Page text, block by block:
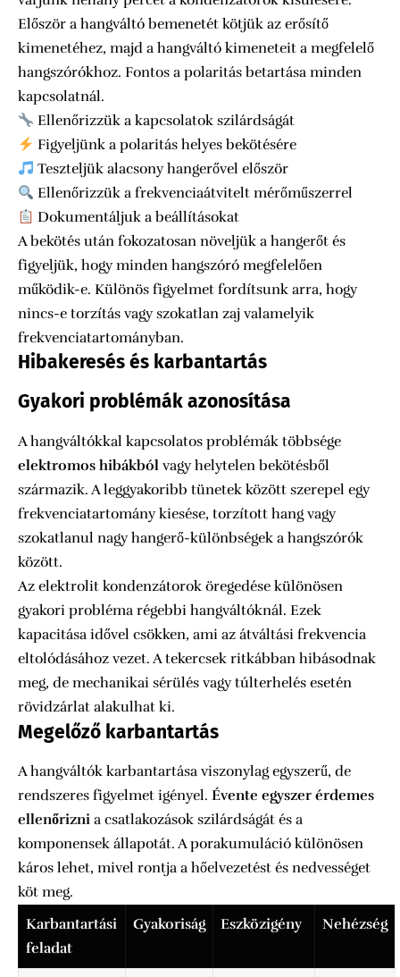
Először a hangváltó bemenetét kötjük az erősítő
kimenetéhez, majd a hangváltó kimeneteit a megfelelő
hangszórókhoz. Fontos a polaritás betartása minden
kapcsolatnál.
Ellenőrizzük a kapcsolatok szilárdságát
Figyeljünk a polaritás helyes bekötésére
Teszteljük alacsony hangerővel először
Ellenőrizzük a frekvenciaátvitelt mérőműszerrel
Dokumentáljuk a beállításokat
A bekötés után fokozatosan növeljük a hangerőt és
figyeljük, hogy minden hangszóró megfelelően
működik-e. Különös figyelmet fordítsunk arra, hogy
nincs-e torzítás vagy szokatlan zaj valamelyik
frekvenciatartományban.
Hibakeresés és karbantartás
Gyakori problémák azonosítása
A hangváltókkal kapcsolatos problémák többsége
elektromos hibákból vagy helytelen bekötésből
származik. A leggyakoribb tünetek között szerepel egy
frekvenciatartomány kiesése, torzított hang vagy
szokatlanul nagy hangerő-különbségek a hangszórók
között.
Az elektrolit kondenzátorok öregedése különösen
gyakori probléma régebbi hangváltóknál. Ezek
kapacitása idővel csökken, ami az átváltási frekvencia
eltolódásához vezet. A tekercsek ritkábban hibásodnak
meg, de mechanikai sérülés vagy túlterhelés esetén
rövidzárlat alakulhat ki.
Megelőző karbantartás
A hangváltók karbantartása viszonylag egyszerű, de
rendszeres figyelmet igényel. Évente egyszer érdemes
ellenőrizni a csatlakozások szilárdságát és a
komponensek állapotát. A porakumuláció különösen
káros lehet, mivel rontja a hőelvezetést és nedvességet
köt meg.
Karbantartási
feladat
Gyakoriság Eszközigény Nehézség